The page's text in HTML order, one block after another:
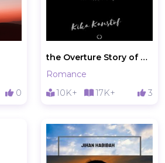
0
the Overture Story of Peterpan and Tinkerbell
Romance
10K+
17K+ 3